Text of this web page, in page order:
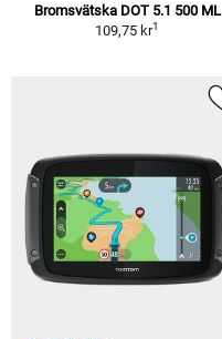
Bromsvätska DOT 5.1 500 ML
109,75 kr1